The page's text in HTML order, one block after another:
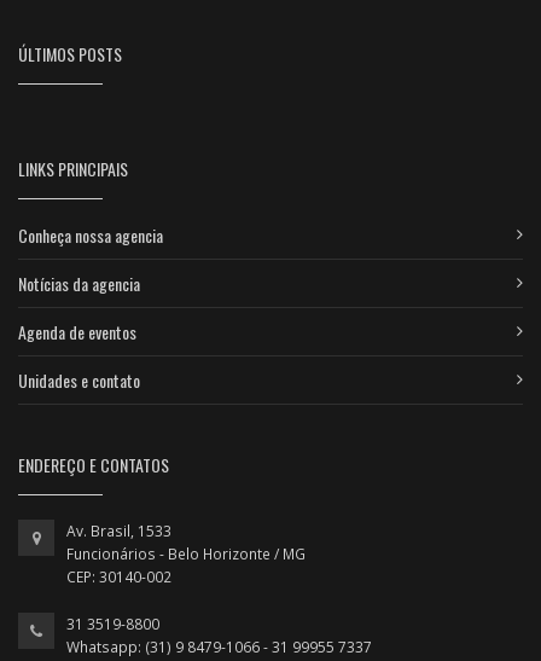
ÚLTIMOS POSTS
LINKS PRINCIPAIS
Conheça nossa agencia
Notícias da agencia
Agenda de eventos
Unidades e contato
ENDEREÇO E CONTATOS
Av. Brasil, 1533
Funcionários - Belo Horizonte / MG
CEP: 30140-002
31 3519-8800
Whatsapp: (31) 9 8479-1066 - 31 99955 7337